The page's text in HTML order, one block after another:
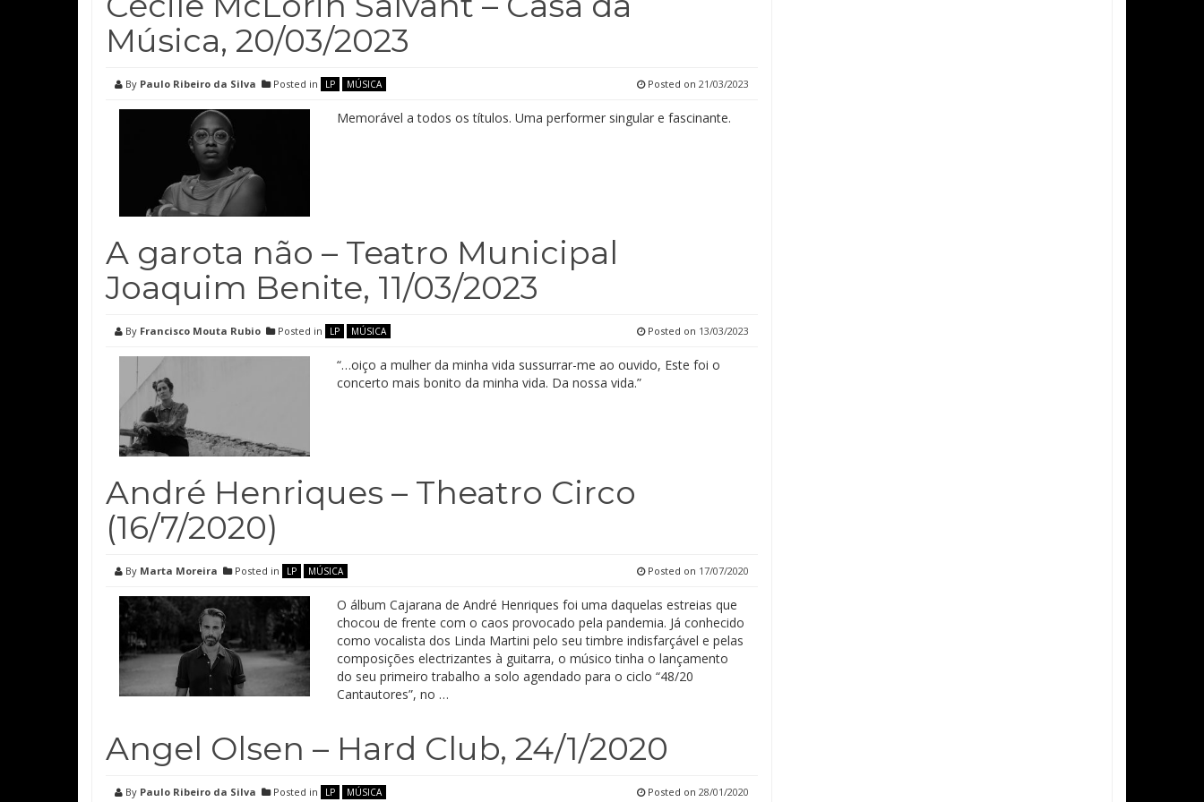
Música, 20/03/2023
By Paulo Ribeiro da Silva Posted in LP MÚSICA Posted on 21/03/2023
Memorável a todos os títulos. Uma performer singular e fascinante.
A garota não – Teatro Municipal
Joaquim Benite, 11/03/2023
By Francisco Mouta Rubio Posted in LP MÚSICA Posted on 13/03/2023
“…oiço a mulher da minha vida sussurrar-me ao ouvido, Este foi o
concerto mais bonito da minha vida. Da nossa vida.”
André Henriques – Theatro Circo
(16/7/2020)
By Marta Moreira Posted in LP MÚSICA Posted on 17/07/2020
O álbum Cajarana de André Henriques foi uma daquelas estreias que
chocou de frente com o caos provocado pela pandemia. Já conhecido
como vocalista dos Linda Martini pelo seu timbre indisfarçável e pelas
composições electrizantes à guitarra, o músico tinha o lançamento
do seu primeiro trabalho a solo agendado para o ciclo “48/20
Cantautores”, no …
Angel Olsen – Hard Club, 24/1/2020
By Paulo Ribeiro da Silva Posted in LP MÚSICA Posted on 28/01/2020